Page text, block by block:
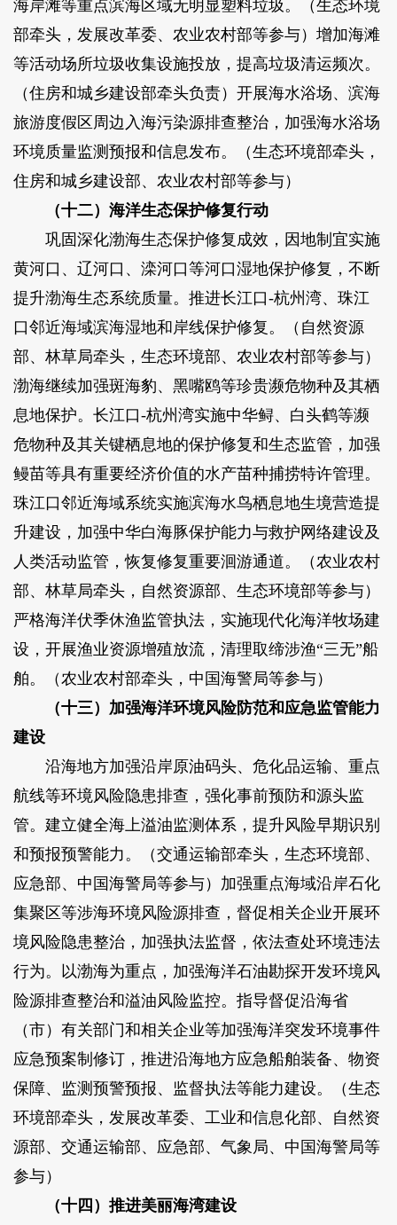
海岸滩等重点滨海区域无明显塑料垃圾。（生态环境
部牵头，发展改革委、农业农村部等参与）增加海滩
等活动场所垃圾收集设施投放，提高垃圾清运频次。
（住房和城乡建设部牵头负责）开展海水浴场、滨海
旅游度假区周边入海污染源排查整治，加强海水浴场
环境质量监测预报和信息发布。（生态环境部牵头，
住房和城乡建设部、农业农村部等参与）
（十二）海洋生态保护修复行动
巩固深化渤海生态保护修复成效，因地制宜实施
黄河口、辽河口、滦河口等河口湿地保护修复，不断
提升渤海生态系统质量。推进长江口-杭州湾、珠江
口邻近海域滨海湿地和岸线保护修复。（自然资源
部、林草局牵头，生态环境部、农业农村部等参与）
渤海继续加强斑海豹、黑嘴鸥等珍贵濒危物种及其栖
息地保护。长江口-杭州湾实施中华鲟、白头鹤等濒
危物种及其关键栖息地的保护修复和生态监管，加强
鳗苗等具有重要经济价值的水产苗种捕捞特许管理。
珠江口邻近海域系统实施滨海水鸟栖息地生境营造提
升建设，加强中华白海豚保护能力与救护网络建设及
人类活动监管，恢复修复重要洄游通道。（农业农村
部、林草局牵头，自然资源部、生态环境部等参与）
严格海洋伏季休渔监管执法，实施现代化海洋牧场建
设，开展渔业资源增殖放流，清理取缔涉渔“三无”船
舶。（农业农村部牵头，中国海警局等参与）
（十三）加强海洋环境风险防范和应急监管能力
建设
沿海地方加强沿岸原油码头、危化品运输、重点
航线等环境风险隐患排查，强化事前预防和源头监
管。建立健全海上溢油监测体系，提升风险早期识别
和预报预警能力。（交通运输部牵头，生态环境部、
应急部、中国海警局等参与）加强重点海域沿岸石化
集聚区等涉海环境风险源排查，督促相关企业开展环
境风险隐患整治，加强执法监督，依法查处环境违法
行为。以渤海为重点，加强海洋石油勘探开发环境风
险源排查整治和溢油风险监控。指导督促沿海省
（市）有关部门和相关企业等加强海洋突发环境事件
应急预案制修订，推进沿海地方应急船舶装备、物资
保障、监测预警预报、监督执法等能力建设。（生态
环境部牵头，发展改革委、工业和信息化部、自然资
源部、交通运输部、应急部、气象局、中国海警局等
参与）
（十四）推进美丽海湾建设